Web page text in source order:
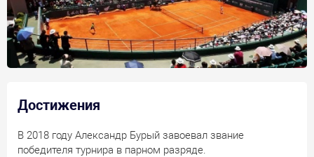
Достижения
В 2018 году Александр Бурый завоевал звание
победителя турнира в парном разряде.